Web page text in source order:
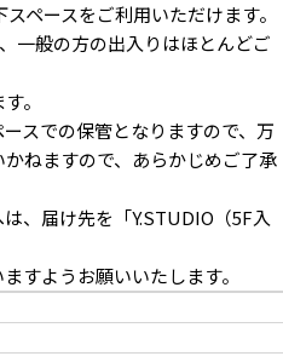
ペースをご利用いただけます。
一般の方の出入りはほとんどご
。
スでの保管となりますので、万
ねますので、あらかじめご了承
、届け先を「Y.STUDIO（5F入
すようお願いいたします。